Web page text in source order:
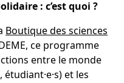
: c’est quoi ?
Boutique des sciences
ce programme
entre le monde
et les